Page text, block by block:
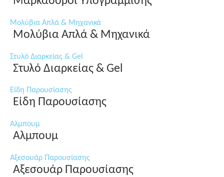
Μολύβια Απλά & Μηχανικά
Μολύβια Απλά & Μηχανικά
Στυλό Διαρκείας & Gel
Στυλό Διαρκείας & Gel
Είδη Παρουσίασης
Είδη Παρουσίασης
Αλμπουμ
Αλμπουμ
Αξεσουάρ Παρουσίασης
Αξεσουάρ Παρουσίασης